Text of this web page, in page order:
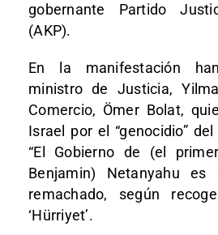
gobernante Partido
(AKP).
En la manifestación
ministro de Justicia,
Comercio, Ömer Bolat,
Israel por el “genocidio”
“El Gobierno de (el
Benjamin) Netanyahu es
remachado, según
‘Hürriyet’.